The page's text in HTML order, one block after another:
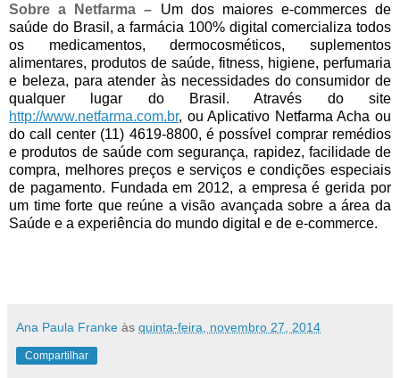
Sobrea Netfarma – Um dos maiores e-commerces de
saúde do Brasil, a farmácia 100% digital comercializa todos
os
medicamentos, dermocosméticos,
suplementos
alimentares, produtos de saúde, fitness, higiene, perfumaria
e beleza, para atender às necessidades do consumidor de
qualquer
lugar do Brasil. Através do
site
http://www.netfarma.com.br, ou Aplicativo Netfarma Acha ou
do call center (11) 4619-8800, é possível comprar remédios
e produtos de saúde com segurança, rapidez, facilidade de
compra, melhores preços e serviços e condições especiais
de pagamento. Fundada em 2012, a empresa é gerida por
um time forte que reúne a visão avançada sobre a área da
Saúde e a experiência do mundo digital e de e-commerce.
Ana Paula Franke às quinta-feira, novembro 27, 2014
Compartilhar